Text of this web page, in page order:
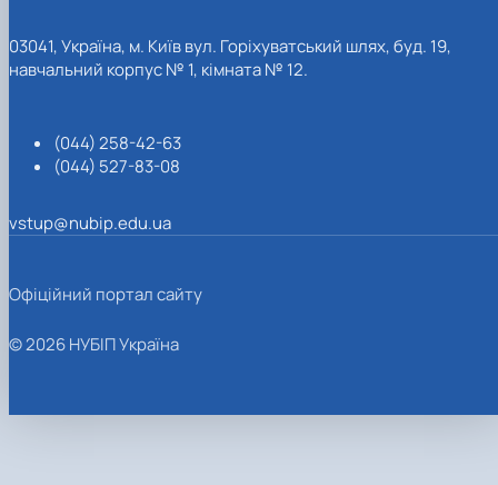
03041, Україна, м. Київ вул. Горіхуватський шлях, буд. 19,
навчальний корпус № 1, кімната № 12.
(044) 258-42-63
(044) 527-83-08
vstup@nubip.edu.ua
Офіційний портал сайту
© 2026 НУБІП Україна